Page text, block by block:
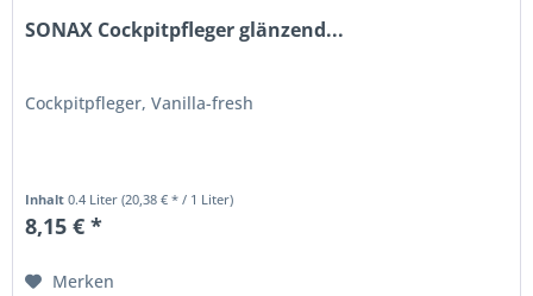
SONAX Cockpitpfleger glänzend...
Cockpitpfleger, Vanilla-fresh
Inhalt0.4 Liter(20,38 € * / 1 Liter)
8,15 € *
Merken